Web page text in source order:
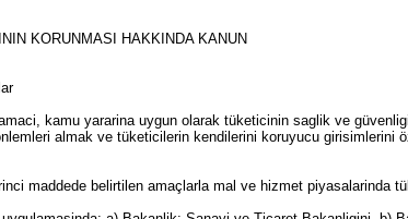
KORUNMASI HAKKINDA KANUN
kamu yararina uygun olarak tüketicinin saglik ve
almak ve tüketicilerin kendilerini koruyucu
maddede belirtilen amaçlarla mal ve hizmet piyasalarinda